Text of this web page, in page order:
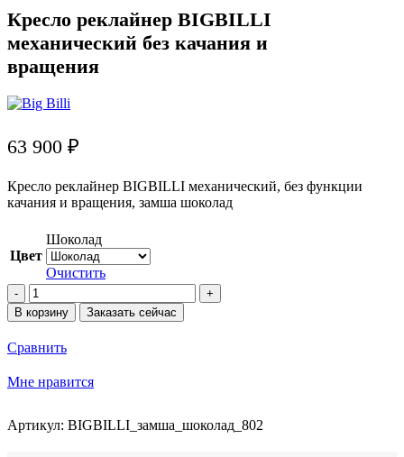
Кресло реклайнер BIGBILLI
механический без качания и
вращения
63 900 ₽
Кресло реклайнер BIGBILLI механический, без функции
качания и вращения, замша шоколад
Цвет
Шоколад
Очистить
Количество
товара
Кресло
BIGBILLI
без
и
вращения
В корзину Заказать сейчас
Сравнить
Мне нравится
Артикул: BIGBILLI_замша_шоколад_802